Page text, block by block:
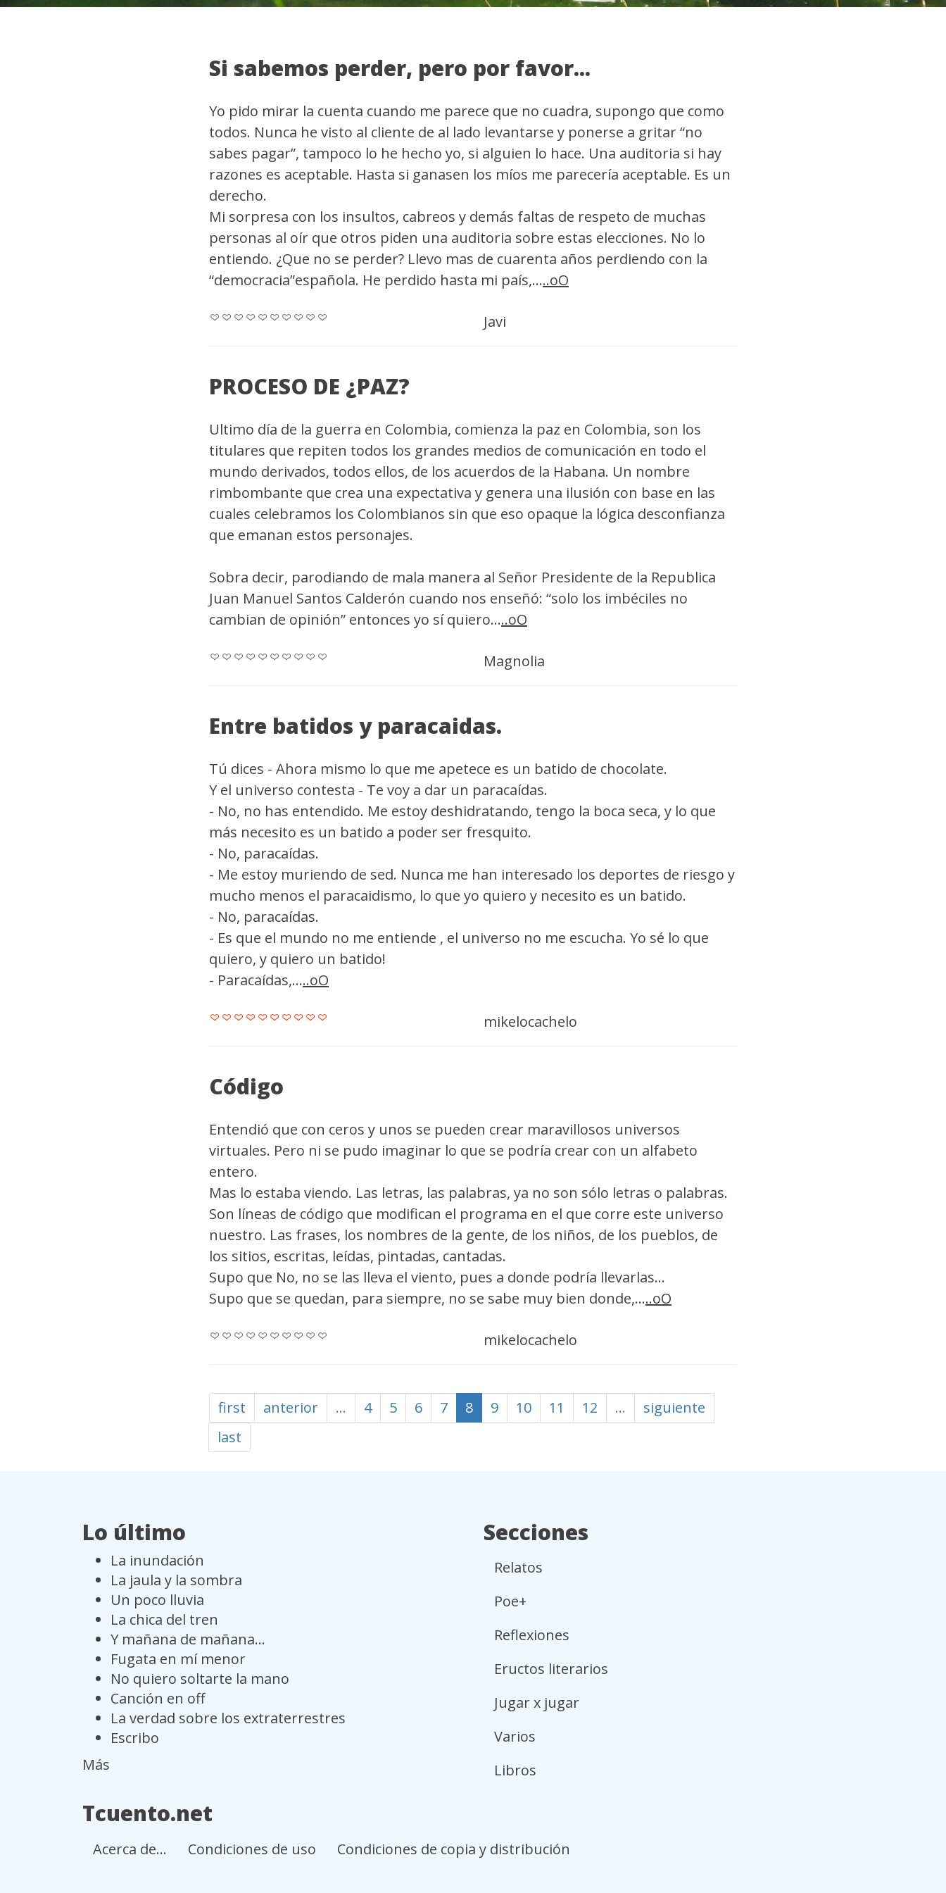
Si sabemos perder, pero por favor...
Yo pido mirar la cuenta cuando me parece que no cuadra, supongo que como
todos. Nunca he visto al cliente de al lado levantarse y ponerse a gritar “no
sabes pagar”, tampoco lo he hecho yo, si alguien lo hace. Una auditoria si hay
razones es aceptable. Hasta si ganasen los míos me parecería aceptable. Es un
derecho.
Mi sorpresa con los insultos, cabreos y demás faltas de respeto de muchas
personas al oír que otros piden una auditoria sobre estas elecciones. No lo
entiendo. ¿Que no se perder? Llevo mas de cuarenta años perdiendo con la
“democracia”española. He perdido hasta mi país,.....oO
Javi
PROCESO DE ¿PAZ?
Ultimo día de la guerra en Colombia, comienza la paz en Colombia, son los
titulares que repiten todos los grandes medios de comunicación en todo el
mundo derivados, todos ellos, de los acuerdos de la Habana. Un nombre
rimbombante que crea una expectativa y genera una ilusión con base en las
cuales celebramos los Colombianos sin que eso opaque la lógica desconfianza
que emanan estos personajes.
Sobra decir, parodiando de mala manera al Señor Presidente de la Republica
Juan Manuel Santos Calderón cuando nos enseñó: “solo los imbéciles no
cambian de opinión” entonces yo sí quiero.....oO
Magnolia
Entre batidos y paracaidas.
Tú dices - Ahora mismo lo que me apetece es un batido de chocolate.
Y el universo contesta - Te voy a dar un paracaídas.
- No, no has entendido. Me estoy deshidratando, tengo la boca seca, y lo que
más necesito es un batido a poder ser fresquito.
- No, paracaídas.
- Me estoy muriendo de sed. Nunca me han interesado los deportes de riesgo y
mucho menos el paracaidismo, lo que yo quiero y necesito es un batido.
- No, paracaídas.
- Es que el mundo no me entiende , el universo no me escucha. Yo sé lo que
quiero, y quiero un batido!
- Paracaídas,.....oO
mikelocachelo
Código
Entendió que con ceros y unos se pueden crear maravillosos universos
virtuales. Pero ni se pudo imaginar lo que se podría crear con un alfabeto
entero.
Mas lo estaba viendo. Las letras, las palabras, ya no son sólo letras o palabras.
Son líneas de código que modifican el programa en el que corre este universo
nuestro. Las frases, los nombres de la gente, de los niños, de los pueblos, de
los sitios, escritas, leídas, pintadas, cantadas.
Supo que No, no se las lleva el viento, pues a donde podría llevarlas...
Supo que se quedan, para siempre, no se sabe muy bien donde,.....oO
mikelocachelo
first anterior … 4 5 6 7 8 9 10 11 12 …
siguiente
last
Lo último
La inundación
La jaula y la sombra
Un poco lluvia
La chica del tren
Y mañana de mañana...
Fugata en mí menor
No quiero soltarte la mano
Canción en off
La verdad sobre los extraterrestres
Escribo
Más
Secciones
Relatos
Poe+
Reflexiones
Eructos literarios
Jugar x jugar
Varios
Libros
Tcuento.net
Acerca de... Condiciones de uso Condiciones de copia y distribución